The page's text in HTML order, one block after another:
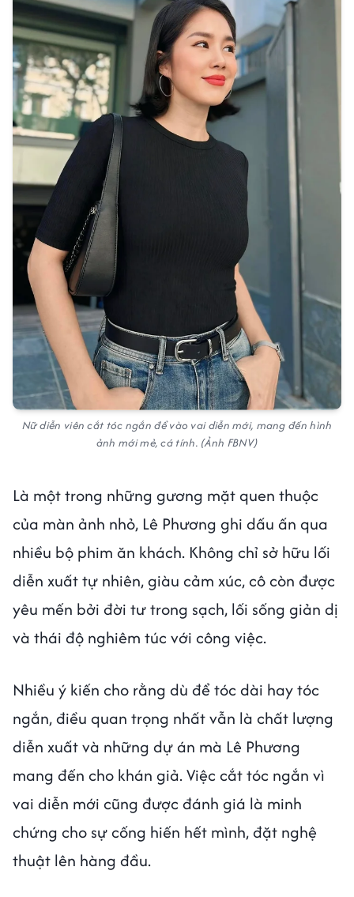
Nữ diễn viên cắt tóc ngắn để vào vai diễn mới, mang đến hình
ảnh mới mẻ, cá tính. (Ảnh FBNV)
Là một trong những gương mặt quen thuộc
của màn ảnh nhỏ, Lê Phương ghi dấu ấn qua
nhiều bộ phim ăn khách. Không chỉ sở hữu lối
diễn xuất tự nhiên, giàu cảm xúc, cô còn được
yêu mến bởi đời tư trong sạch, lối sống giản dị
và thái độ nghiêm túc với công việc.
Nhiều ý kiến cho rằng dù để tóc dài hay tóc
ngắn, điều quan trọng nhất vẫn là chất lượng
diễn xuất và những dự án mà Lê Phương
mang đến cho khán giả. Việc cắt tóc ngắn vì
vai diễn mới cũng được đánh giá là minh
chứng cho sự cống hiến hết mình, đặt nghệ
thuật lên hàng đầu.